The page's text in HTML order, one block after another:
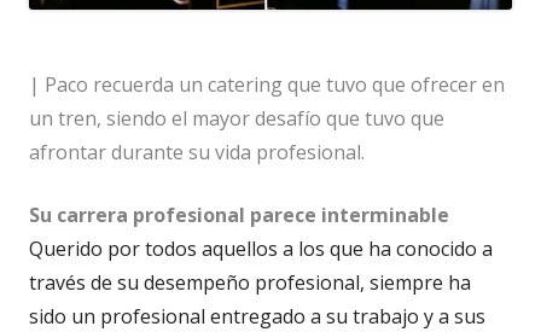
| Paco recuerda un catering que tuvo que ofrecer en
un tren, siendo el mayor desafío que tuvo que
afrontar durante su vida profesional.
Su carrera profesional parece interminable
Querido por todos aquellos a los que ha conocido a
través de su desempeño profesional, siempre ha
sido un profesional entregado a su trabajo y a sus